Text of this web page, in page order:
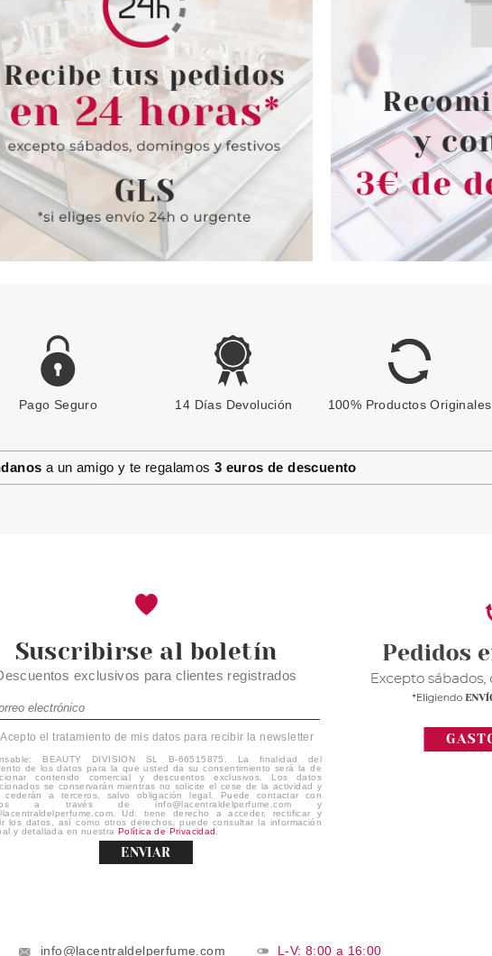
Pago Seguro 14 Días Devolución 100% Productos Originales
a un amigo y te regalamos 3 euros de descuento
Suscribirse al boletín
exclusivos para clientes registrados
Acepto el tratamiento de mis datos para recibir la newsletter
BEAUTY DIVISION SL B-66515875. La finalidad del
de los datos para la que usted da su consentimiento será la de
contenido comercial y descuentos exclusivos. Los datos
se conservarán mientras no solicite el cese de la actividad y
a terceros, salvo obligación legal. Puede contactar con
a través de info@lacentraldelperfume.com y
Ud. tiene derecho a acceder, rectificar y
los datos, así como otros derechos, puede consultar la información
y detallada en nuestra Política de Privacidad
ENVIAR
info@lacentraldelperfume.com L-V: 8:00 a 16:00